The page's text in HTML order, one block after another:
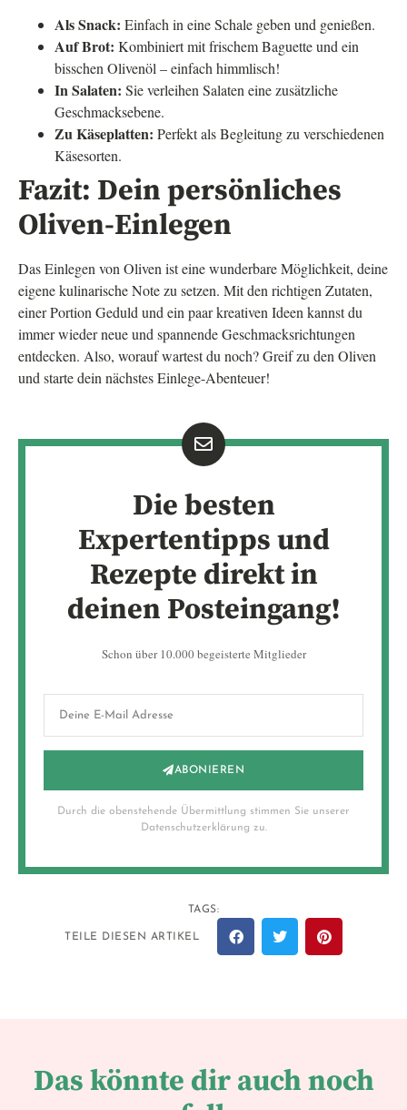
Als Snack: Einfach in eine Schale geben und genießen.
Auf Brot: Kombiniert mit frischem Baguette und ein
bisschen Olivenöl – einfach himmlisch!
In Salaten: Sie verleihen Salaten eine zusätzliche
Geschmacksebene.
Zu Käseplatten: Perfekt als Begleitung zu verschiedenen
Käsesorten.
Fazit: Dein persönliches
Oliven-Einlegen
Das Einlegen von Oliven ist eine wunderbare Möglichkeit, deine
eigene kulinarische Note zu setzen. Mit den richtigen Zutaten,
einer Portion Geduld und ein paar kreativen Ideen kannst du
immer wieder neue und spannende Geschmacksrichtungen
entdecken. Also, worauf wartest du noch? Greif zu den Oliven
und starte dein nächstes Einlege-Abenteuer!
Die besten
Expertentipps und
Rezepte direkt in
deinen Posteingang!
Schon über 10.000 begeisterte Mitglieder
ABONIEREN
Durch die obenstehende Übermittlung stimmen Sie unserer
Datenschutzerklärung zu.
TAGS:
TEILE DIESEN ARTIKEL
Das könnte dir auch noch